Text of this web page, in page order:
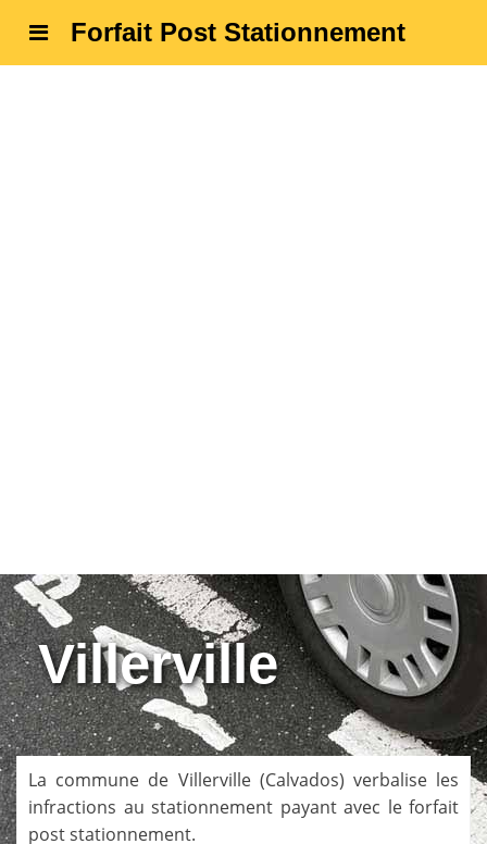
Forfait Post Stationnement
Villerville
La commune de Villerville(Calvados) verbalise les
infractions au stationnement payant avec le forfait
post stationnement.